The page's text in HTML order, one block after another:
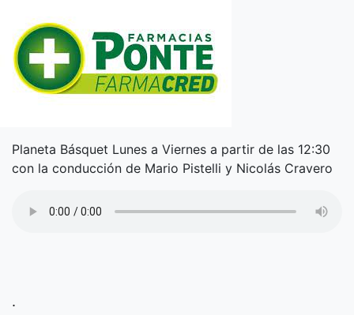
Planeta Básquet Lunes a Viernes a partir de las 12:30
con la conducción de Mario Pistelli y Nicolás Cravero
.